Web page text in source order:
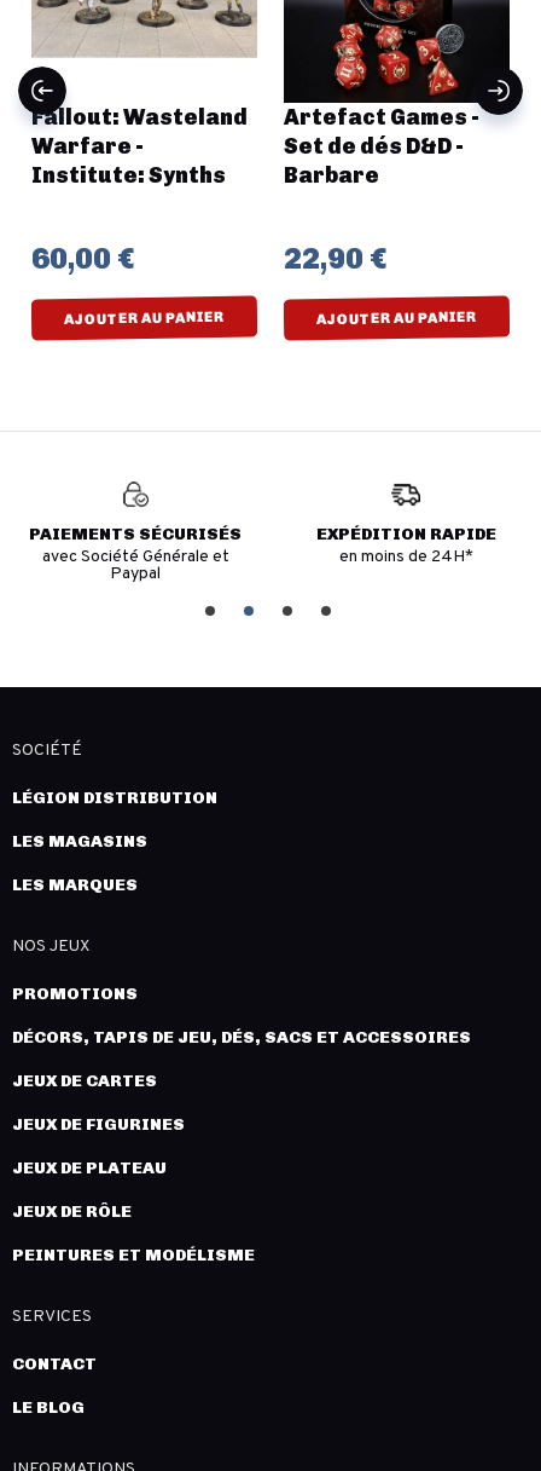
Fallout: Wasteland
Warfare -
Institute: Synths
60,00 €
AJOUTER AU PANIER
Artefact Games -
Set de dés D&D -
Barbare
22,90 €
AJOUTER AU PANIER
PAIEMENTS SÉCURISÉS
avec Société Générale et
Paypal
EXPÉDITION RAPIDE
en moins de 24H*
SOCIÉTÉ
LÉGION DISTRIBUTION
LES MAGASINS
LES MARQUES
NOS JEUX
PROMOTIONS
DÉCORS, TAPIS DE JEU, DÉS, SACS ET ACCESSOIRES
JEUX DE CARTES
JEUX DE FIGURINES
JEUX DE PLATEAU
JEUX DE RÔLE
PEINTURES ET MODÉLISME
SERVICES
CONTACT
LE BLOG